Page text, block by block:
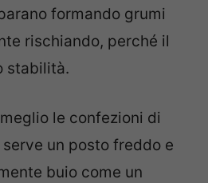
formando grumi
rischiando, perché il
stabilità.
le confezioni di
un posto freddo e
buio come un